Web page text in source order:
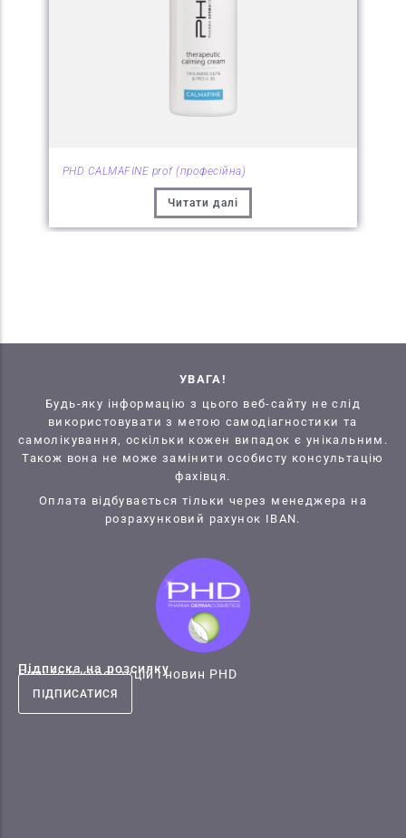
PHD CALMAFINE prof (професійна)
Читати далі
УВАГА!
Будь-яку інформацію з цього веб-сайту не слід
використовувати з метою самодіагностики та
самолікування, оскільки кожен випадок є унікальним.
Також вона не може замінити особисту консультацію
фахівця.
Оплата відбувається тільки через менеджера на
розрахунковий рахунок IBAN.
Підписка на розсилку
Будьте в курсі акцій і новин PHD
ПІДПИСАТИСЯ